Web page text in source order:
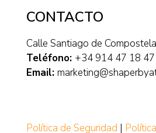
CONTACTO
Calle Santiago de
Teléfono: +34 914 47 18 47
Email:
Política de Seguridad |